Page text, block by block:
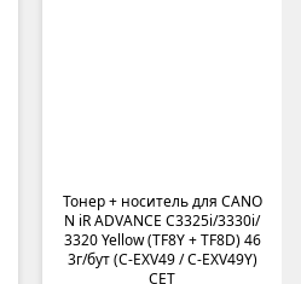
Тонер + носитель для CANO
N iR ADVANCE C3325i/3330i/
3320 Yellow (TF8Y + TF8D) 46
3г/бут (C-EXV49 / C-EXV49Y)
CET